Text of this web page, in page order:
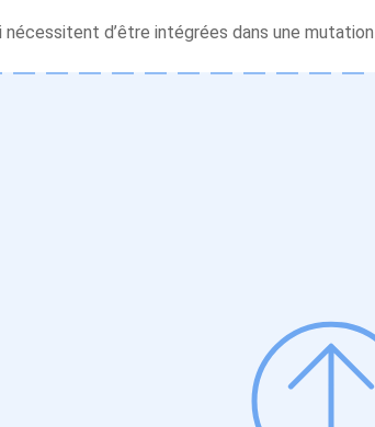
nécessitent d’être intégrées dans une